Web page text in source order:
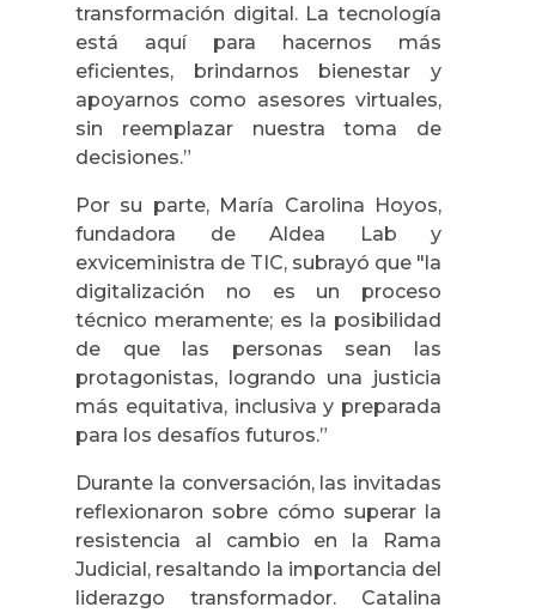
transformación digital. La tecnología
está aquí para hacernos más
eficientes, brindarnos bienestar y
apoyarnos como asesores virtuales,
sin reemplazar nuestra toma de
decisiones.”
Por su parte, María Carolina Hoyos,
fundadora de Aldea Lab y
exviceministra de TIC, subrayó que "la
digitalización no es un proceso
técnico meramente; es la posibilidad
de que las personas sean las
protagonistas, logrando una justicia
más equitativa, inclusiva y preparada
para los desafíos futuros.”
Durante la conversación, las invitadas
reflexionaron sobre cómo superar la
resistencia al cambio en la Rama
Judicial, resaltando la importancia del
liderazgo transformador. Catalina